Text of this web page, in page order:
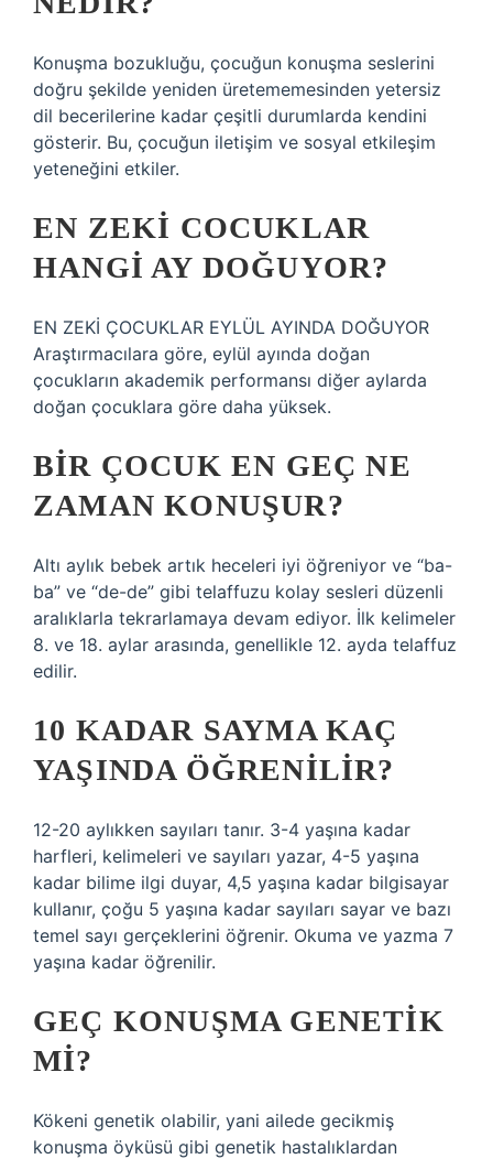
Konuşma bozukluğu, çocuğun konuşma seslerini
doğru şekilde yeniden üretememesinden yetersiz
dil becerilerine kadar çeşitli durumlarda kendini
gösterir. Bu, çocuğun iletişim ve sosyal etkileşim
yeteneğini etkiler.
EN ZEKI COCUKLAR
HANGI AY DOĞUYOR?
EN ZEKİ ÇOCUKLAR EYLÜL AYINDA DOĞUYOR
Araştırmacılara göre, eylül ayında doğan
çocukların akademik performansı diğer aylarda
doğan çocuklara göre daha yüksek.
BIR ÇOCUK EN GEÇ NE
ZAMAN KONUŞUR?
Altı aylık bebek artık heceleri iyi öğreniyor ve “ba-
ba” ve “de-de” gibi telaffuzu kolay sesleri düzenli
aralıklarla tekrarlamaya devam ediyor. İlk kelimeler
8. ve 18. aylar arasında, genellikle 12. ayda telaffuz
edilir.
10 KADAR SAYMA KAÇ
YAŞINDA ÖĞRENILIR?
12-20 aylıkken sayıları tanır. 3-4 yaşına kadar
harfleri, kelimeleri ve sayıları yazar, 4-5 yaşına
kadar bilime ilgi duyar, 4,5 yaşına kadar bilgisayar
kullanır, çoğu 5 yaşına kadar sayıları sayar ve bazı
temel sayı gerçeklerini öğrenir. Okuma ve yazma 7
yaşına kadar öğrenilir.
GEÇ KONUŞMA GENETIK
MI?
Kökeni genetik olabilir, yani ailede gecikmiş
konuşma öyküsü gibi genetik hastalıklardan